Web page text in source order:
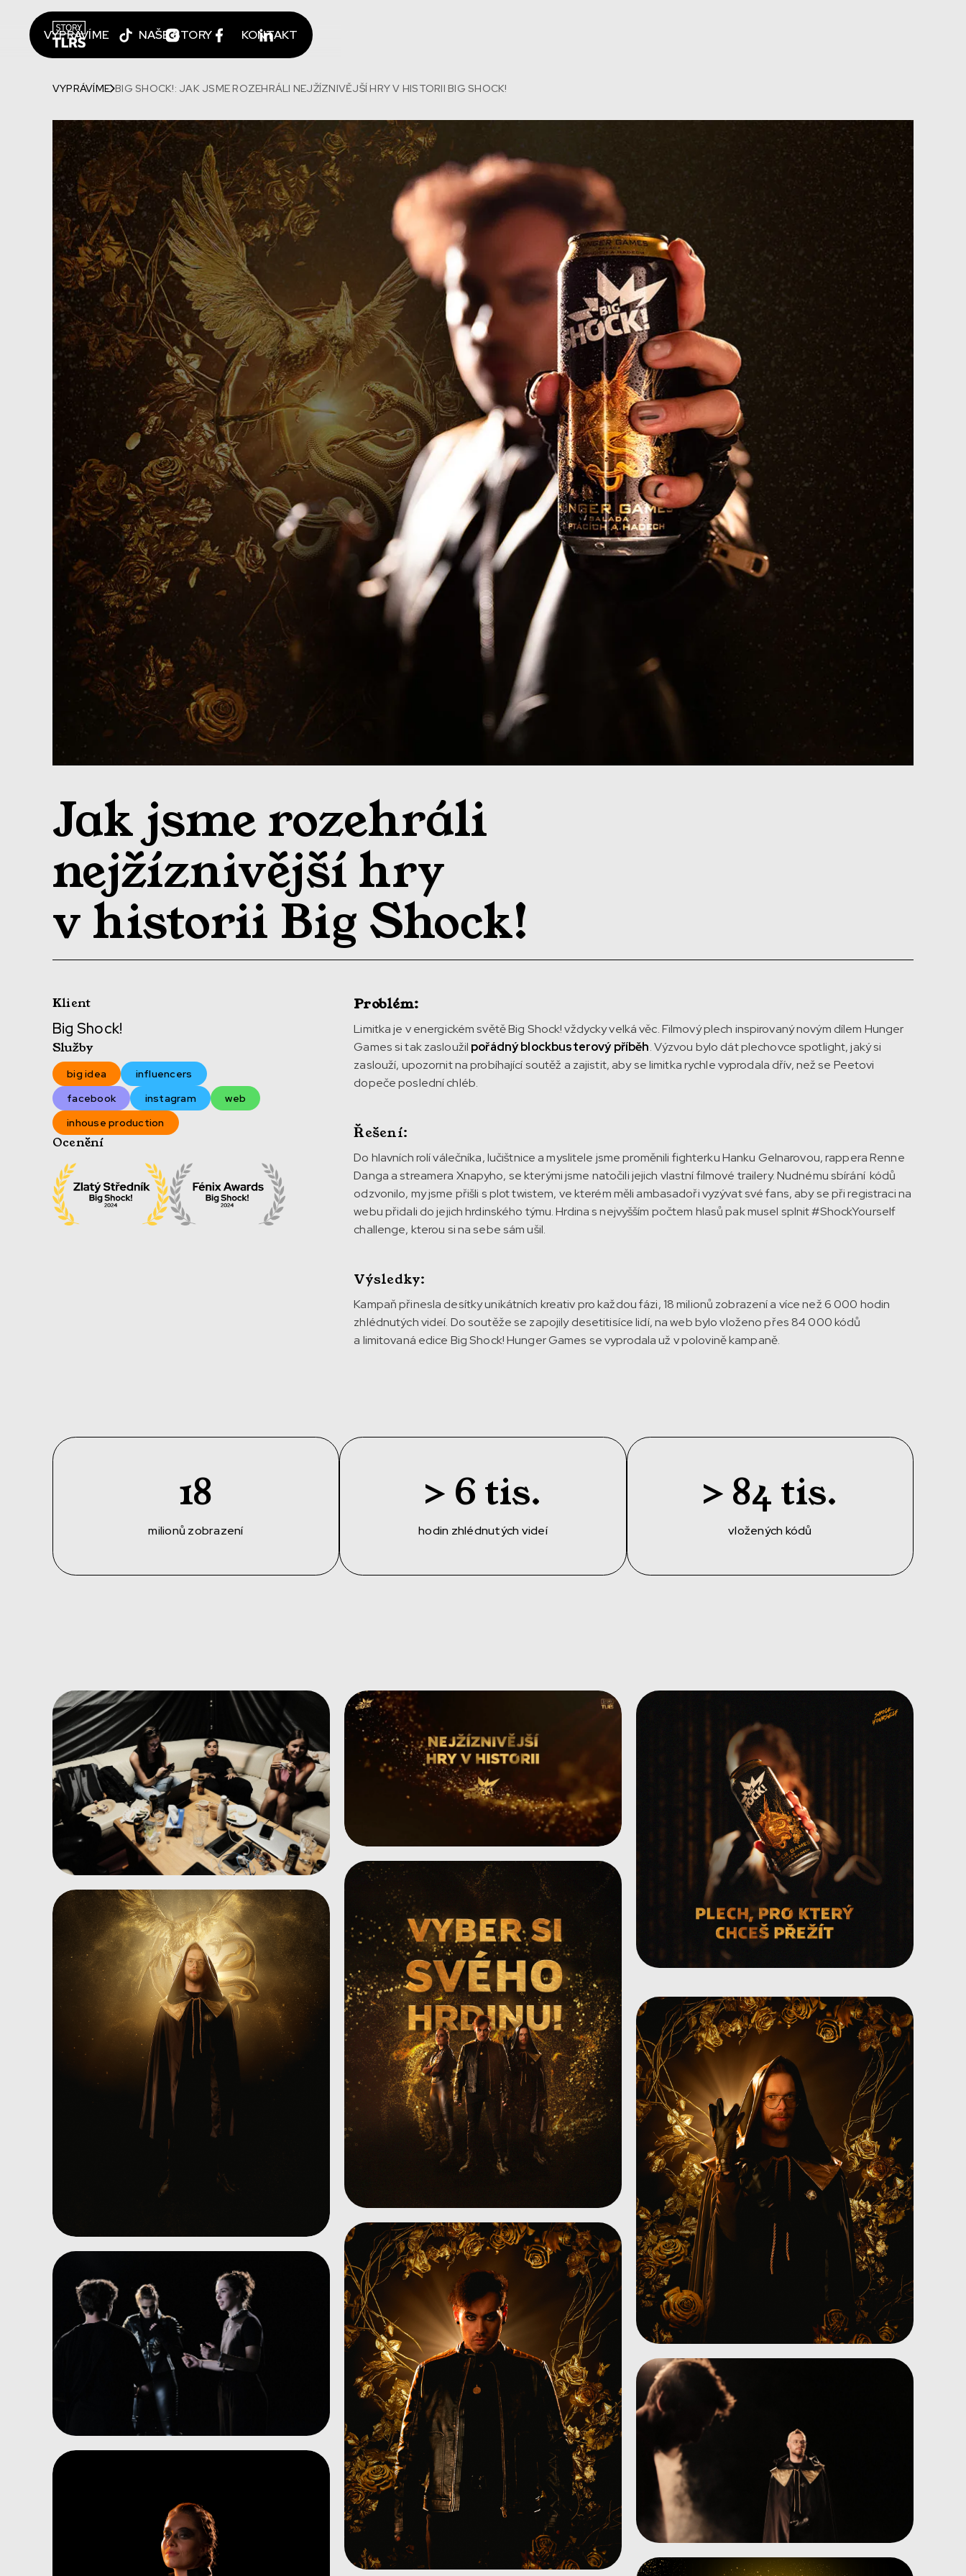
VYPRÁVÍME NAŠE STORY KONTAKT
VYPRÁVÍME BIG SHOCK!: JAK JSME ROZEHRÁLI NEJŽÍZNIVĚJŠÍ HRY V HISTORII BIG SHOCK!
Jak jsme rozehráli
nejžíznivější hry
v historii Big Shock!
Klient
Big Shock!
Služby
big idea
influencers
facebook
instagram
web
inhouse production
Ocenění
Problém:
Limitka je v energickém světě Big Shock! vždycky velká věc. Filmový plech inspirovaný novým dílem Hunger
Games si tak zasloužil pořádný blockbusterový příběh. Výzvou bylo dát plechovce spotlight, jaký si
zaslouží, upozornit na probíhající soutěž a zajistit, aby se limitka rychle vyprodala dřív, než se Peetovi
dopeče poslední chléb.
Řešení:
Do hlavních rolí válečníka, lučištnice a myslitele jsme proměnili fighterku Hanku Gelnarovou, rappera Renne
Danga a streamera Xnapyho, se kterými jsme natočili jejich vlastní filmové trailery. Nudnému sbírání kódů
odzvonilo, my jsme přišli s plot twistem, ve kterém měli ambasadoři vyzývat své fans, aby se při registraci na
webu přidali do jejich hrdinského týmu. Hrdina s nejvyšším počtem hlasů pak musel splnit #ShockYourself
challenge, kterou si na sebe sám ušil.
Výsledky:
Kampaň přinesla desítky unikátních kreativ pro každou fázi, 18 milionů zobrazení a více než 6 000 hodin
zhlédnutých videí. Do soutěže se zapojily desetitisíce lidí, na web bylo vloženo přes 84 000 kódů
a limitovaná edice Big Shock! Hunger Games se vyprodala už v polovině kampaně.
18
milionů zobrazení
> 6 tis.
hodin zhlédnutých videí
> 84 tis.
vložených kódů